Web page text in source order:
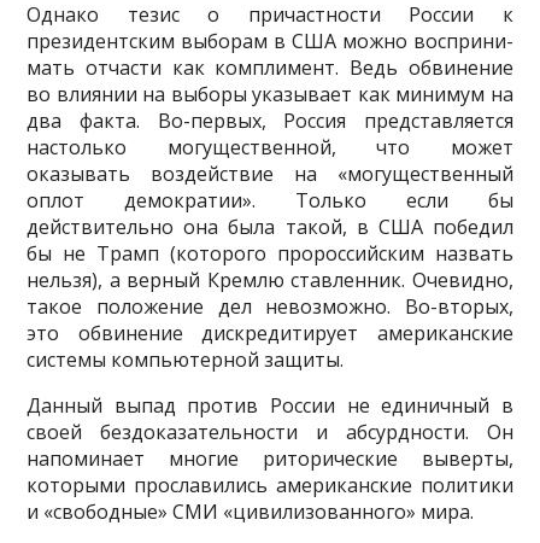
Однако тезис о причастности России к
президентским выборам в США можно восприни­
мать отчасти как комплимент. Ведь обвинение
во влиянии на выборы указывает как минимум на
два факта. Во-первых, Россия представляется
настолько могущественной, что может
оказывать воздействие на «могущественный
оплот демократии». Только если бы
действительно она была такой, в США победил
бы не Трамп (которого пророссийским назвать
нельзя), а верный Кремлю ставленник. Очевидно,
такое положение дел невозможно. Во-вторых,
это обвинение дискредити­рует американские
системы компьютерной защиты.
Данный выпад против России не единичный в
своей бездоказательности и абсурдности. Он
напоминает многие риторические выверты,
которыми прославились американские политики
и «свободные» СМИ «цивилизованного» мира.